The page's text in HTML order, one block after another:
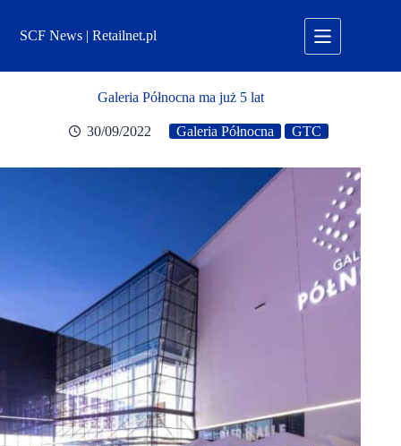
treściSCF News | Retailnet.pl
Galeria Północna ma już 5 lat
30/09/2022 Galeria Północna GTC